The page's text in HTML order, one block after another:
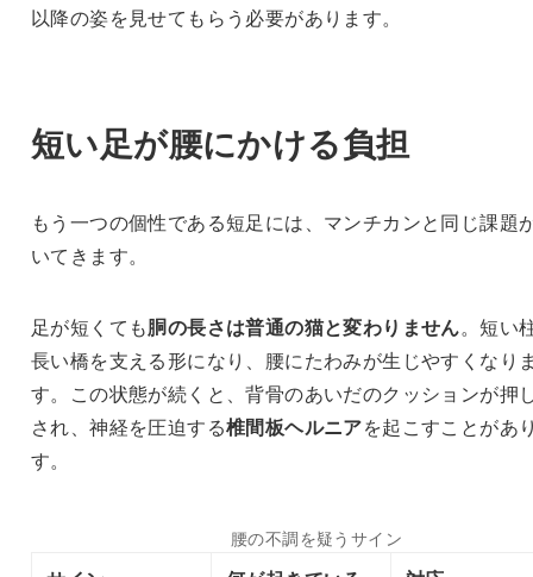
以降の姿を見せてもらう必要があります。
短い足が腰にかける負担
もう一つの個性である短足には、マンチカンと同じ課題
いてきます。
足が短くても胴の長さは普通の猫と変わりません。短い
長い橋を支える形になり、腰にたわみが生じやすくなり
す。この状態が続くと、背骨のあいだのクッションが押
され、神経を圧迫する椎間板ヘルニアを起こすことがあ
す。
腰の不調を疑うサイン